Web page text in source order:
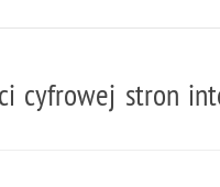
cyfrowej stron